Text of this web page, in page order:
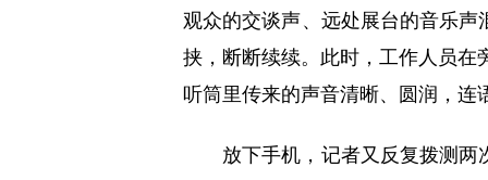
观众的交谈声、远处展台的音乐
挟，断断续续。此时，工作人员在
听筒里传来的声音清晰、圆润，连
放下手机，记者又反复拨测